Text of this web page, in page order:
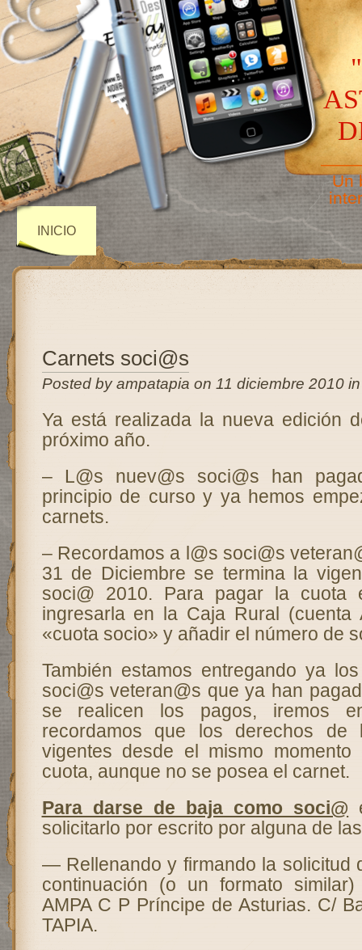
Un
INICIO
Carnets soci@s
Posted by ampatapia on 11 diciembre 2010
Ya está realizada la nueva edición
próximo año.
– L@s nuev@s soci@s han
principio de curso y ya hemos
carnets.
– Recordamos a l@s soci@s
31 de Diciembre se termina la
soci@ 2010. Para pagar la cuota
ingresarla en la Caja Rural (cuenta
«cuota socio» y añadir el número de
También estamos entregando ya
soci@s veteran@s que ya han
se realicen los pagos, iremos
recordamos que los derechos de
vigentes desde el mismo
cuota, aunque no se posea el carnet.
Para darse de baja como soci@
solicitarlo por escrito por alguna de
— Rellenando y firmando la solicitud
continuación (o un formato
AMPA C P Príncipe de Asturias. C/
TAPIA.